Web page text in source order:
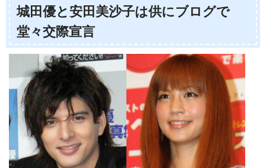
城田優と安田美沙子は供にブログで
堂々交際宣言